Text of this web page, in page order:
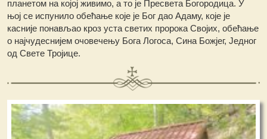
планетом на којој живимо, а то је Пресвета Богородица. У
њој се испунило обећање које је Бог дао Адаму, које је
касније понављао кроз уста светих пророка Својих, обећање
о најчудеснијем очовечењу Бога Логоса, Сина Божјег, Једног
од Свете Тројице.